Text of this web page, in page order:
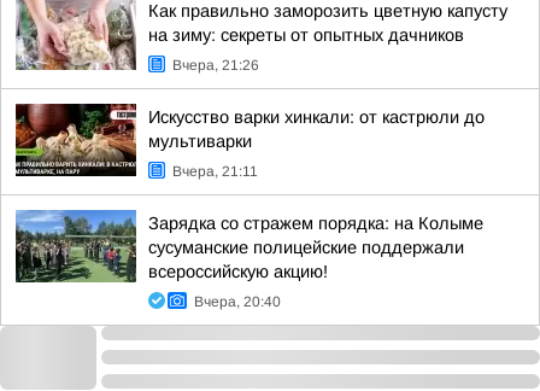
Как правильно заморозить цветную капусту
на зиму: секреты от опытных дачников
Вчера, 21:26
Искусство варки хинкали: от кастрюли до
мультиварки
Вчера, 21:11
Зарядка со стражем порядка: на Колыме
сусуманские полицейские поддержали
всероссийскую акцию!
Вчера, 20:40